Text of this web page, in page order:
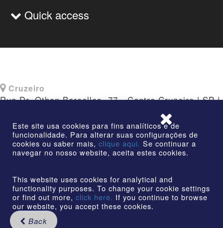
Back
Quick access
Cruzeiro
Rua Dr. Othon Barcellos, 77 - Centro Cruzeiro | SP |
reserved
Este site usa cookies para fins analíticos e de
funcionalidade. Para alterar suas configurações de
cookies ou saber mais, clique aqui. Se continuar a
navegar no nosso website, aceita estes cookies.
This website uses cookies for analytical and
functionality purposes. To change your cookie settings
or find out more, click here. If you continue to browse
our website, you accept these cookies.